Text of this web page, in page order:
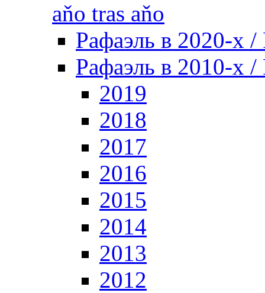
aňo tras aňo
Рафаэль в 2020-х /
Рафаэль в 2010-х /
2019
2018
2017
2016
2015
2014
2013
2012